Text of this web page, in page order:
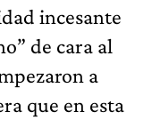
incesante
de cara al
a
que en esta